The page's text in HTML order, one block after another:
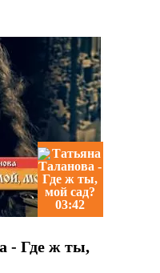
03:42
- Где ж ты,